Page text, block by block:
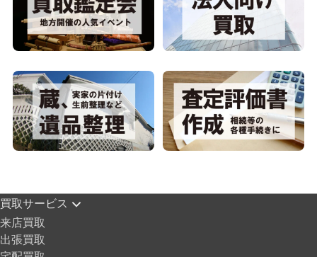
買取サービス
来店買取
出張買取